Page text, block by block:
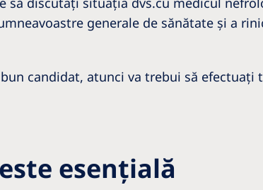
generale de sănătate şi a
candidat, atunci va trebui să efectuaţi
esenţială